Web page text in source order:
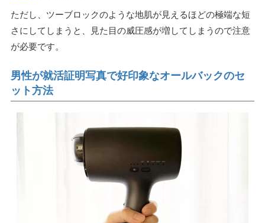
ただし、ツーブロックのような地肌が見えるほどの極端な短
さにしてしまうと、見た目の威圧感が増してしまうので注意
が必要です。
男性が就活証明写真で好印象なオールバックのセ
ット方法